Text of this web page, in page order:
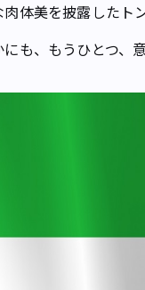
体美を披露したト
も、もうひとつ、